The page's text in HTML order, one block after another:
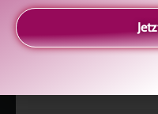
Like uns auf